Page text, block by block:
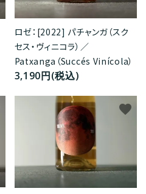
ロゼ：[2022] パチャンガ（スク
セス・ヴィニコラ）／
Patxanga（Succés Vinícola）
3,190円(税込)
favorite